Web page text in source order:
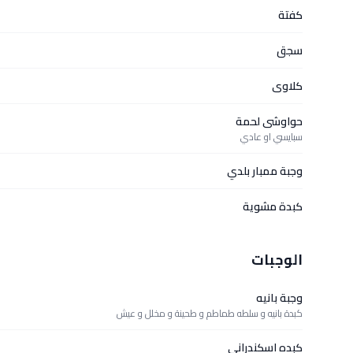
كفتة
سجق
كلاوى
حواوشى لحمة
سبايسي او عادي
وجبة ممبار بلدي
كبدة مشوية
الوجبات
وجبة بانيه
كبدة بانيه و سلطه طماطم و طحينة و مخلل و عيش
كبده اسكندرانى